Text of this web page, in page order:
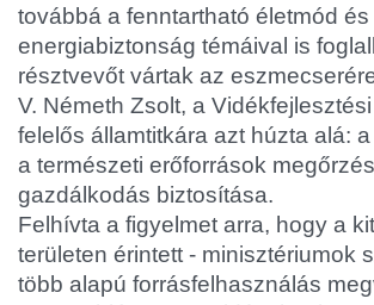
továbbá a fenntartható életmód
energiabiztonság témáival is
résztvevőt vártak az
V. Németh Zsolt, a
felelős államtitkára azt húzta alá:
a természeti erőforrások
gazdálkodás biztosítása.
Felhívta a figyelmet arra, hogy a
területen érintett - minisztériumok
több alapú forrásfelhasználás